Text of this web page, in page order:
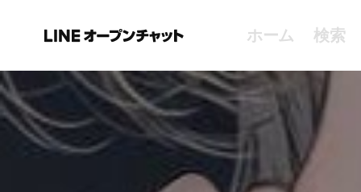
ホーム 検索